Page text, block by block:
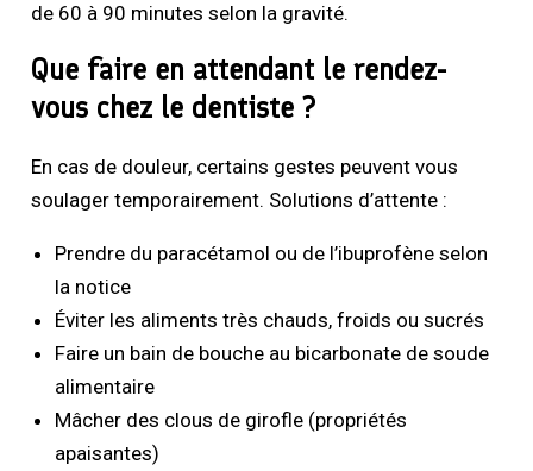
de 60 à 90 minutes selon la gravité.
Que faire en attendant le rendez-
vous chez le dentiste ?
En cas de douleur, certains gestes peuvent vous
soulager temporairement. Solutions d’attente :
Prendre du paracétamol ou de l’ibuprofène selon
la notice
Éviter les aliments très chauds, froids ou sucrés
Faire un bain de bouche au bicarbonate de soude
alimentaire
Mâcher des clous de girofle (propriétés
apaisantes)